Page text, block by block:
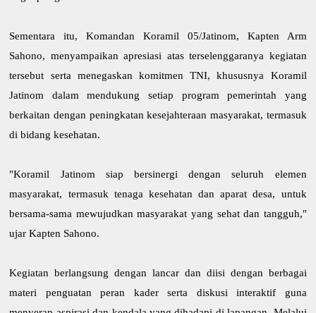
Sementara itu, Komandan Koramil 05/Jatinom, Kapten Arm
Sahono, menyampaikan apresiasi atas terselenggaranya kegiatan
tersebut serta menegaskan komitmen TNI, khususnya Koramil
Jatinom dalam mendukung setiap program pemerintah yang
berkaitan dengan peningkatan kesejahteraan masyarakat, termasuk
di bidang kesehatan.
"Koramil Jatinom siap bersinergi dengan seluruh elemen
masyarakat, termasuk tenaga kesehatan dan aparat desa, untuk
bersama-sama mewujudkan masyarakat yang sehat dan tangguh,"
ujar Kapten Sahono.
Kegiatan berlangsung dengan lancar dan diisi dengan berbagai
materi penguatan peran kader serta diskusi interaktif guna